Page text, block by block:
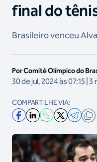
final do
Brasileiro venceu
Por Comitê Olímpico do
30 de jul, 2024 às 07:15 |
COMPARTILHE VIA: